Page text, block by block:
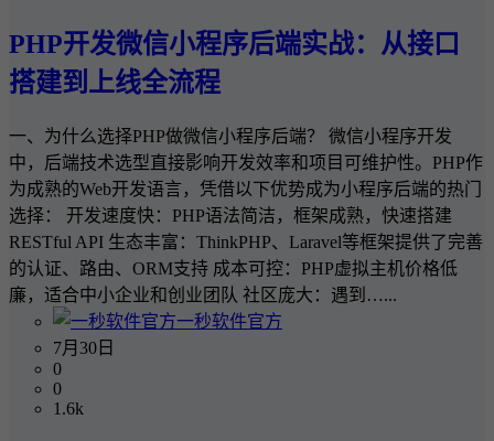
PHP开发微信小程序后端实战：从接口
搭建到上线全流程
一、为什么选择PHP做微信小程序后端？ 微信小程序开发
中，后端技术选型直接影响开发效率和项目可维护性。PHP作
为成熟的Web开发语言，凭借以下优势成为小程序后端的热门
选择： 开发速度快：PHP语法简洁，框架成熟，快速搭建
RESTful API 生态丰富：ThinkPHP、Laravel等框架提供了完善
的认证、路由、ORM支持 成本可控：PHP虚拟主机价格低
廉，适合中小企业和创业团队 社区庞大：遇到…...
一秒软件官方
7月30日
0
0
1.6k